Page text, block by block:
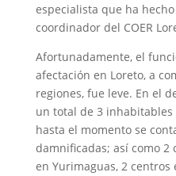
especialista que ha
coordinador del COER
Afortunadamente, el
afectación en Loreto, a
regiones, fue leve. En el
un total de 3 inhabitables
hasta el momento se
damnificadas; así como 2
en Yurimaguas, 2 centros